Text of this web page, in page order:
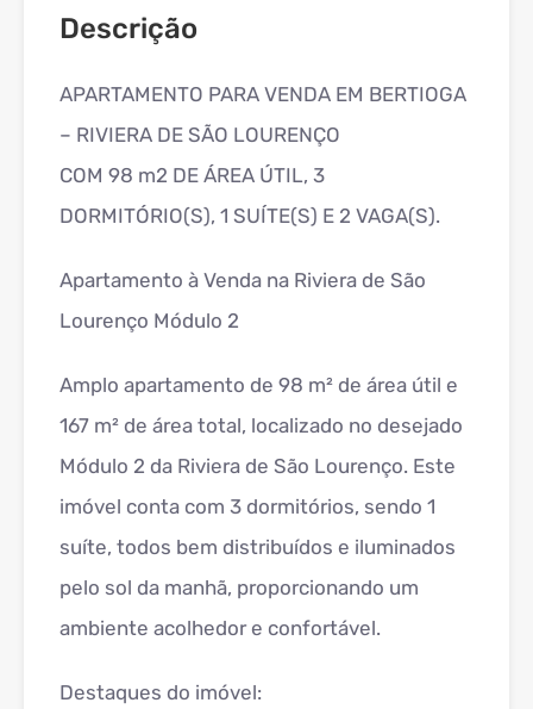
Descrição
APARTAMENTO PARA VENDA EM BERTIOGA
– RIVIERA DE SÃO LOURENÇO
COM 98 m2 DE ÁREA ÚTIL, 3
DORMITÓRIO(S), 1 SUÍTE(S) E 2 VAGA(S).
Apartamento à Venda na Riviera de São
Lourenço Módulo 2
Amplo apartamento de 98 m² de área útil e
167 m² de área total, localizado no desejado
Módulo 2 da Riviera de São Lourenço. Este
imóvel conta com 3 dormitórios, sendo 1
suíte, todos bem distribuídos e iluminados
pelo sol da manhã, proporcionando um
ambiente acolhedor e confortável.
Destaques do imóvel: